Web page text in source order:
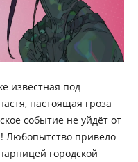
известная под
настоящая гроза
событие не уйдёт от
Любопытство привело
городской